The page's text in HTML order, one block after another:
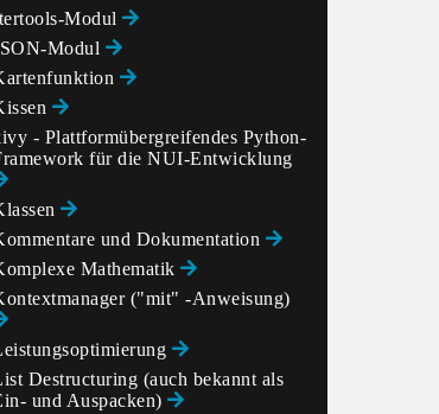
Modul
Modul
- Plattformübergreifendes Python-
für die NUI-Entwicklung
und Dokumentation
Mathematik
("mit" -Anweisung)
Destructuring (auch bekannt als
und Auspacken)